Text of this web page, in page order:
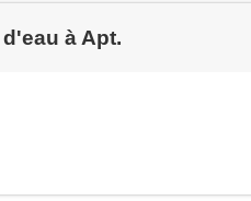
à Apt.